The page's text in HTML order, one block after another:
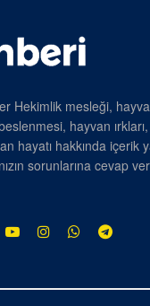
Hekimlik mesleği,
hayvan
hayatı hakkında içerik
sorunlarına cevap